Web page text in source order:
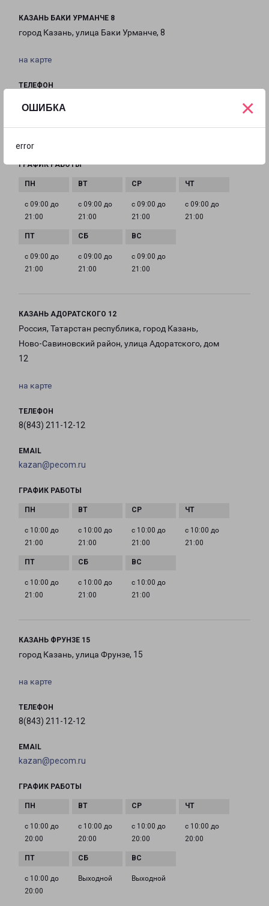
ОШИБКА
error
×
КАЗАНЬ БАКИ УРМАНЧЕ 8
город Казань, улица Баки Урманче, 8
на карте
ТЕЛЕФОН
ГРАФИК РАБОТЫ
с 09:00 до
21:00
с 09:00 до
21:00
с 09:00 до
21:00
с 09:00 до
21:00
с 09:00 до
21:00
с 09:00 до
21:00
с 09:00 до
21:00
КАЗАНЬ АДОРАТСКОГО 12
Россия, Татарстан республика, город Казань,
Ново-Савиновский район, улица Адоратского, дом
12
на карте
ТЕЛЕФОН
8(843) 211-12-12
EMAIL
kazan@pecom.ru
ГРАФИК РАБОТЫ
с 10:00 до
21:00
с 10:00 до
21:00
с 10:00 до
21:00
с 10:00 до
21:00
с 10:00 до
21:00
с 10:00 до
21:00
с 10:00 до
21:00
КАЗАНЬ ФРУНЗЕ 15
город Казань, улица Фрунзе, 15
на карте
ТЕЛЕФОН
8(843) 211-12-12
EMAIL
kazan@pecom.ru
ГРАФИК РАБОТЫ
с 10:00 до
20:00
с 10:00 до
20:00
с 10:00 до
20:00
с 10:00 до
20:00
с 10:00 до
20:00
Выходной Выходной